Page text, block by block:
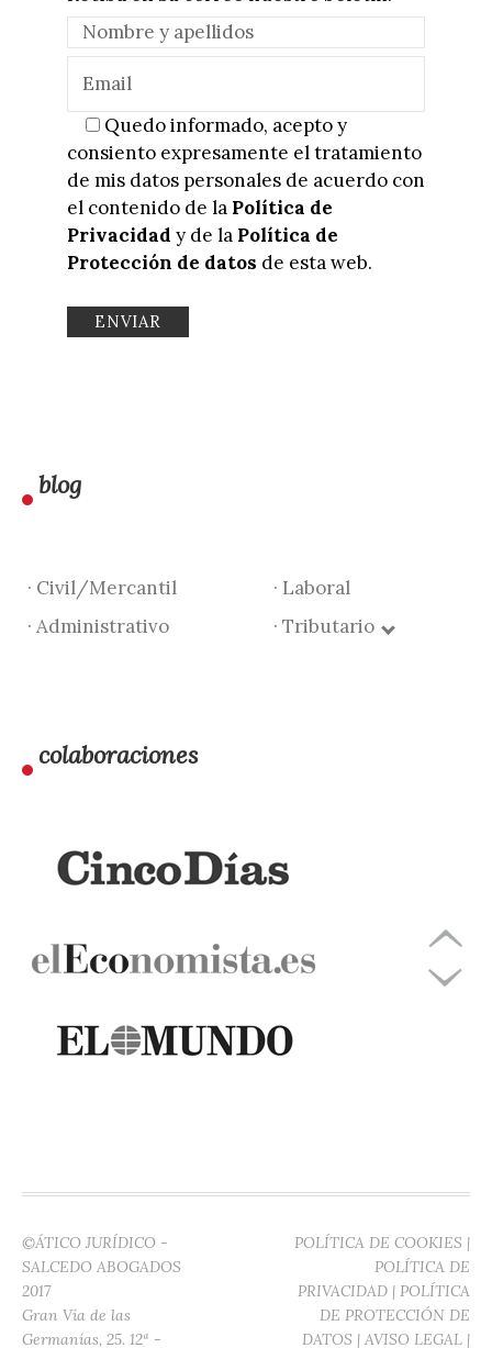
Quedo informado, acepto y
consiento expresamente el tratamiento
de mis datos personales de acuerdo con
el contenido de la Política de
Privacidad y de la Política de
Protección de datos de esta web.
blog
· Civil/Mercantil
· Laboral
· Administrativo
· Tributario
colaboraciones
©ÁTICO JURÍDICO -
SALCEDO ABOGADOS
2017
Gran Vía de las
Germanías, 25. 12ª -
POLÍTICA DE COOKIES |
POLÍTICA DE
PRIVACIDAD | POLÍTICA
DE PROTECCIÓN DE
DATOS | AVISO LEGAL |